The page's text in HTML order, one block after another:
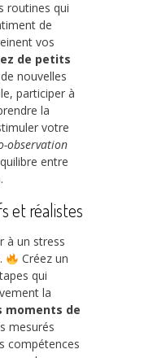
routines qui
de
vos
de petits
nouvelles
participer à
la
votre
observation
entre
et réalistes
à un stress
Créez un
qui
la
moments de
mesurés
compétences